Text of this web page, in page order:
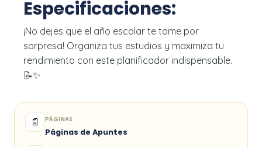
Especificaciones:
¡No dejes que el año escolar te tome por
sorpresa! Organiza tus estudios y maximiza tu
rendimiento con este planificador indispensable.
📝✨
📄 PÁGINAS
Páginas de Apuntes